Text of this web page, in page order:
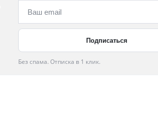
Без спама. Отписка в 1 клик.